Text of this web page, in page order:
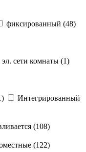
фиксированный (48)
сети комнаты (1)
)
Интегрированный
(108)
(122)